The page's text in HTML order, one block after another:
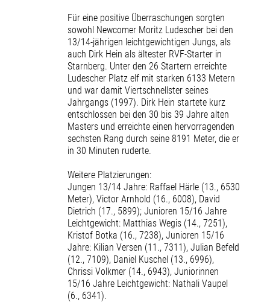
Für eine positive Überraschungen sorgten
sowohl Newcomer Moritz Ludescher bei den
13/14-jährigen leichtgewichtigen Jungs, als
auch Dirk Hein als ältester RVF-Starter in
Starnberg. Unter den 26 Startern erreichte
Ludescher Platz elf mit starken 6133 Metern
und war damit Viertschnellster seines
Jahrgangs (1997). Dirk Hein startete kurz
entschlossen bei den 30 bis 39 Jahre alten
Masters und erreichte einen hervorragenden
sechsten Rang durch seine 8191 Meter, die er
in 30 Minuten ruderte.
Weitere Platzierungen:
Jungen 13/14 Jahre: Raffael Härle (13., 6530
Meter), Victor Arnhold (16., 6008), David
Dietrich (17., 5899); Junioren 15/16 Jahre
Leichtgewicht: Matthias Wegis (14., 7251),
Kristof Botka (16., 7238), Junioren 15/16
Jahre: Kilian Versen (11., 7311), Julian Befeld
(12., 7109), Daniel Kuschel (13., 6996),
Chrissi Volkmer (14., 6943), Juniorinnen
15/16 Jahre Leichtgewicht: Nathali Vaupel
(6., 6341).